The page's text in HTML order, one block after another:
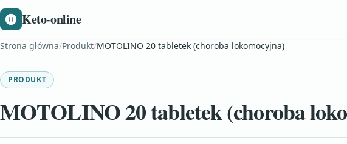
Keto-online
Strona główna/Produkt/MOTOLINO 20 tabletek (choroba lokomocyjna)
PRODUKT
MOTOLINO 20 tabletek (choroba